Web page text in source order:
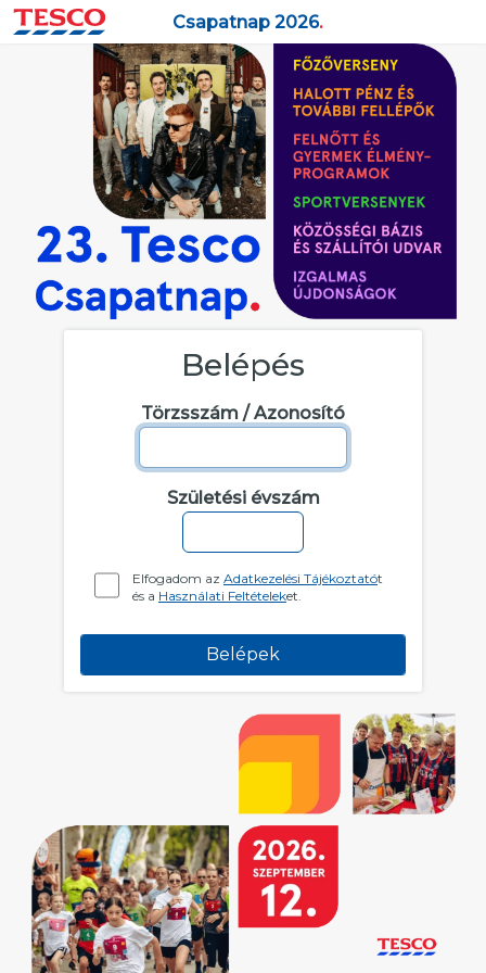
Csapatnap 2026.
Belépés
Törzsszám / Azonosító
Születési évszám
Elfogadom az Adatkezelési Tájékoztatót
és a Használati Feltételeket.
Belépek